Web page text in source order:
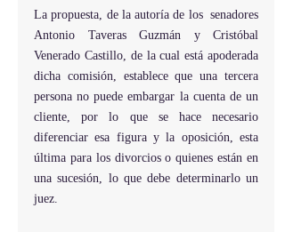
La propuesta, de la autoría de los  senadores
Antonio Taveras Guzmán y Cristóbal
Venerado Castillo, de la cual está apoderada
dicha comisión, establece que una tercera
persona no puede embargar la cuenta de un
cliente, por lo que se hace necesario
diferenciar esa figura y la oposición, esta
última para los divorcios o quienes están en
una sucesión, lo que debe determinarlo un
juez.